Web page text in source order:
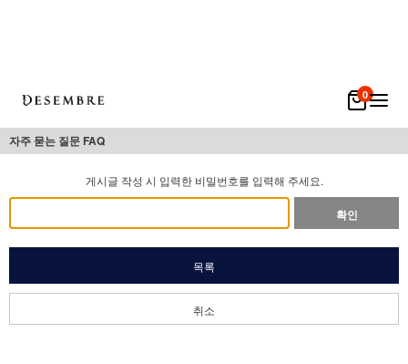
0
자주 묻는 질문 FAQ
게시글 작성 시 입력한 비밀번호를 입력해 주세요.
확인
목록
취소